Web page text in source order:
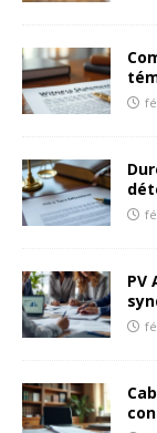
PV